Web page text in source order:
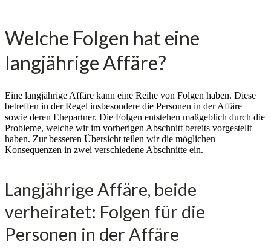
Welche Folgen hat eine
langjährige Affäre?
Eine langjährige Affäre kann eine Reihe von Folgen haben. Diese
betreffen in der Regel insbesondere die Personen in der Affäre
sowie deren Ehepartner. Die Folgen entstehen maßgeblich durch die
Probleme, welche wir im vorherigen Abschnitt bereits vorgestellt
haben. Zur besseren Übersicht teilen wir die möglichen
Konsequenzen in zwei verschiedene Abschnitte ein.
Langjährige Affäre, beide
verheiratet: Folgen für die
Personen in der Affäre